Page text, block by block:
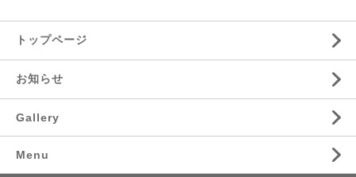
トップページ
お知らせ
Gallery
Menu